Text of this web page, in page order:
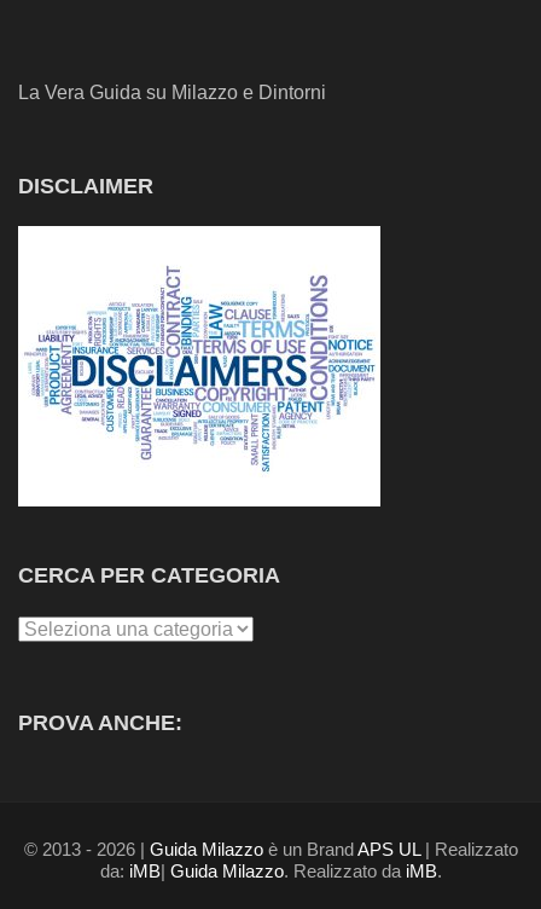
La Vera Guida su Milazzo e Dintorni
DISCLAIMER
CERCA PER CATEGORIA
Cerca
PROVA ANCHE:
© 2013 - 2026 | Guida Milazzo è un BrandAPS UL| Realizzato
da: iMB| Guida Milazzo. Realizzato da iMB.